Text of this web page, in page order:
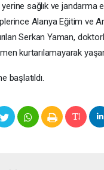
sağlık ve jandarma
Alanya Eğitim ve
Serkan Yaman,
kurtarılamayarak
başlatıldı.